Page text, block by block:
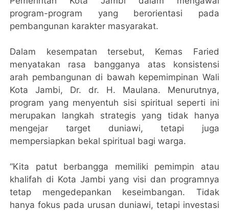
program-program yang berorientasi pada
pembangunan karakter masyarakat.
Dalam kesempatan tersebut, Kemas Faried
menyatakan rasa bangganya atas konsistensi
arah pembangunan di bawah kepemimpinan Wali
Kota Jambi, Dr. dr. H. Maulana. Menurutnya,
program yang menyentuh sisi spiritual seperti ini
merupakan langkah strategis yang tidak hanya
mengejar target duniawi, tetapi juga
mempersiapkan bekal spiritual bagi warga.
“Kita patut berbangga memiliki pemimpin atau
khalifah di Kota Jambi yang visi dan programnya
tetap mengedepankan keseimbangan. Tidak
hanya fokus pada urusan duniawi, tetapi investasi